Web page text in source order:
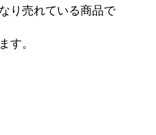
り売れている商品で
す。